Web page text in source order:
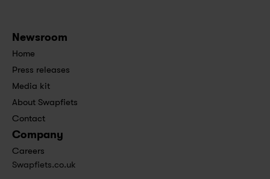
Newsroom
Home
Press releases
Media kit
About Swapfiets
Contact
Company
Careers
Swapfiets.co.uk